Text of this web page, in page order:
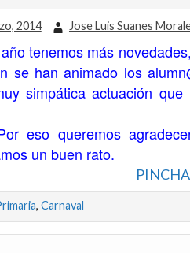
2014 Jose Luis Suanes
tenemos más
se han animado los
simpática actuación
queremos agradecer
un buen rato.
,Carnaval